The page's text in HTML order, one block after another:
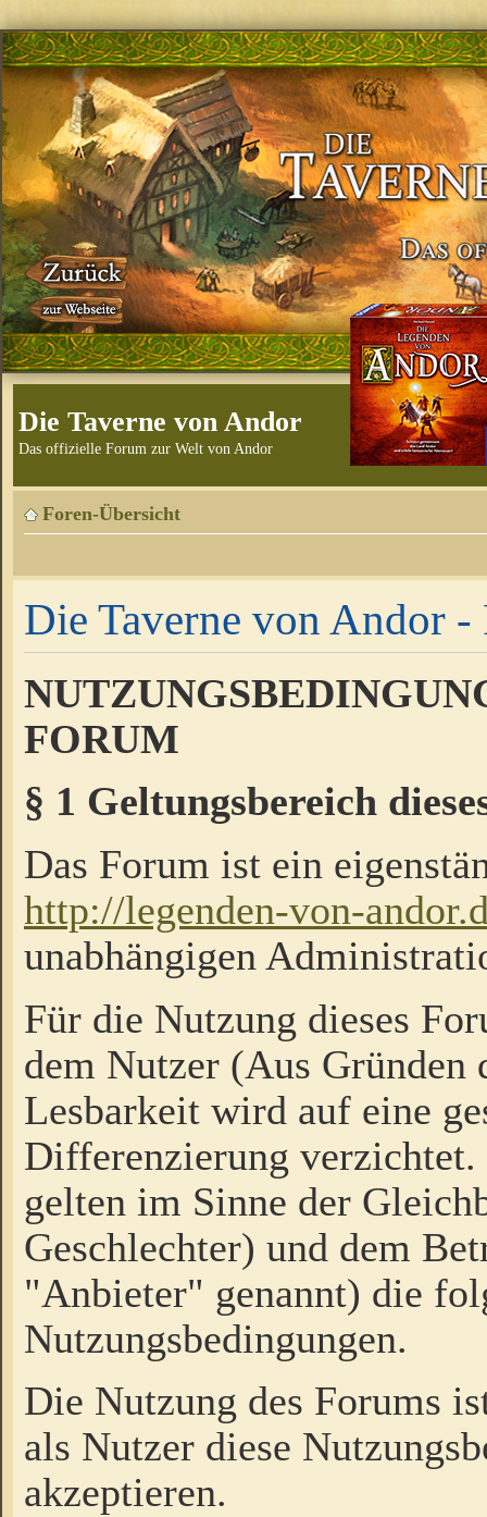
Die Taverne von Andor
Das offizielle Forum zur Welt von Andor
Foren-Übersicht
Die Taverne von Andor -
FORUM
§ 1 Geltungsbereich
Das Forum ist ein
http://legenden-von-
unabhängigen
Für die Nutzung dieses
dem Nutzer (Aus Gründen
Lesbarkeit wird auf eine
Differenzierung
gelten im Sinne der
Geschlechter) und dem
"Anbieter" genannt) die
Nutzungsbedingungen.
Die Nutzung des Forums
als Nutzer diese
akzeptieren.